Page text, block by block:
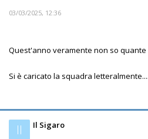
03/03/2025, 12:36
Quest'anno veramente non so quante
Si è caricato la squadra
Il Il Sigaro